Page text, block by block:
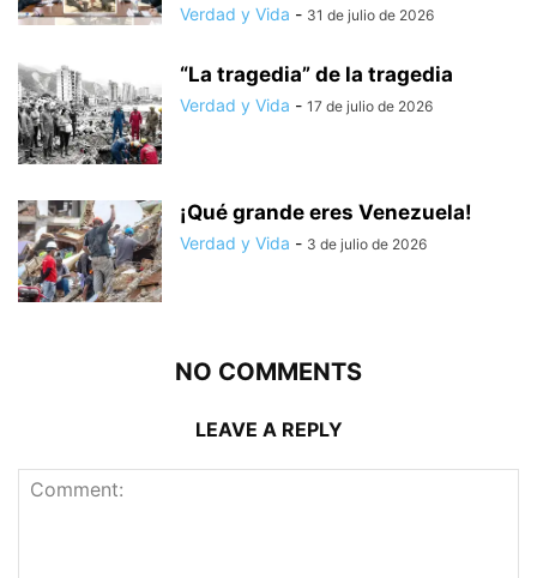
Verdad y Vida - 31 de julio de 2026
“La tragedia” de la tragedia
Verdad y Vida - 17 de julio de 2026
¡Qué grande eres Venezuela!
Verdad y Vida - 3 de julio de 2026
NO COMMENTS
LEAVE A REPLY